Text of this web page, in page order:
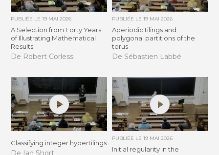
PUBLIÉE LE19 MAI 2026
A Selection from Forty Years
of Illustrating Mathematical
Results
De Robert Corless
PUBLIÉE LE 19 MAI 2026
Aperiodic tilings and
polygonal partitions of the
torus
De Sébastien Labbé
Classifying integer hypertilings
De Ian Short
PUBLIÉE LE 19 MAI 2026
Initial regularity in the